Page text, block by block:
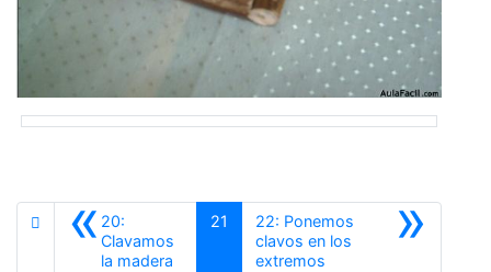
«20:
Clavamos
la madera
21 »
22: Ponemos
clavos en los
extremos